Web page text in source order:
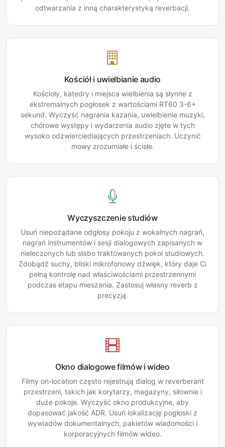
odtwarzania z inną charakterystyką reverbacji.
Kościół i uwielbianie audio
Kościoły, katedry i miejsca wielbienia są słynne z
ekstremalnych pogłosek z wartościami RT60 3-6+
sekund. Wyczyść nagrania kazania, uwielbienie muzyki,
chórowe występy i wydarzenia audio zjęte w tych
wysoko odzwierciedlających przestrzeniach. Uczynić
mowy zrozumiałe i ścisłe.
Wyczyszczenie studiów
Usuń niepożądane odgłosy pokoju z wokalnych nagrań,
nagrań instrumentów i sesji dialogowych zapisanych w
nieleczonych lub słabo traktowanych pokoi studiowych.
Zdobądź suchy, bliski mikrofonowy dźwięk, który daje Ci
pełną kontrolę nad właściwościami przestrzennymi
podczas etapu mieszania. Zastosuj własny reverb z
precyzją.
Okno dialogowe filmów i wideo
Filmy on-location często rejestrują dialog w reverberant
przestrzeni, takich jak korytarzy, magazyny, siłownie i
duże pokoje. Wyczyść okno produkcyjne, aby
dopasować jakość ADR. Usuń lokalizację pogłoski z
wywiadów dokumentalnych, pakietów wiadomości i
korporacyjnych filmów wideo.